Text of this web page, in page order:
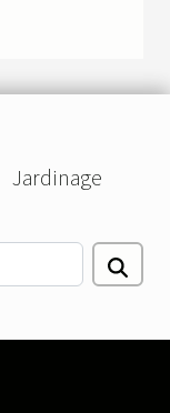
Jardinage